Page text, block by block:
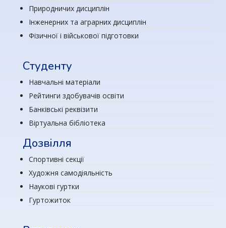
Природничих дисциплін
Інженерних та аграрних дисциплін
Фізичної і військової підготовки
Студенту
Навчальні матеріали
Рейтинги здобувачів освіти
Банківські реквізити
Віртуальна бібліотека
Дозвілля
Спортивні секції
Художня самодіяльність
Наукові гуртки
Гуртожиток